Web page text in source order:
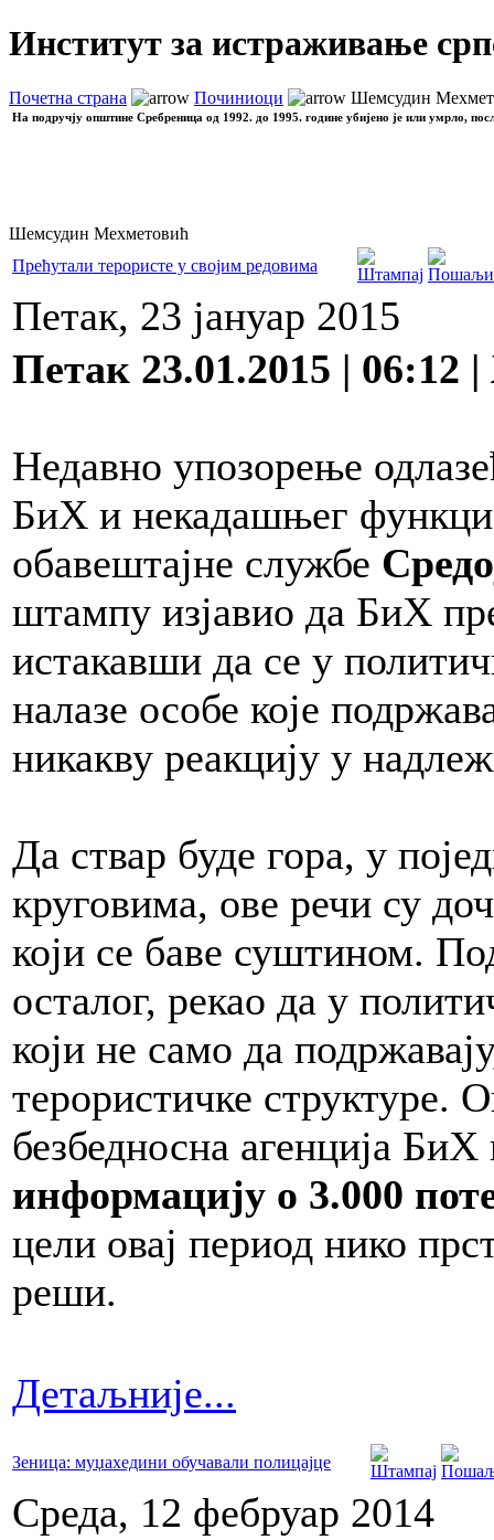
Институт за истраживање
Почетна страна Починиоци Шемсудин
На подручју општине Сребреница од 1992. до 1995. године убијено је или умрло,
Шемсудин Мехметовић
Прећутали терористе у својим редовима
Петак, 23 јануар 2015
Петак 23.01.2015 |
Недавно упозорење
БиХ и некадашњег
обавештајне службе
штампу изјавио да БиХ
истакавши да се у
налазе особе које
никакву реакцију у
Да ствар буде гора, у
круговима, ове речи су
који се баве суштином.
осталог, рекао да у
који не само да
терористичке структуре.
безбедносна агенција
информацију о 3.000
цели овај период нико
реши.
Детаљније...
Зеница: муџахедини обучавали полицајце
Среда, 12 фебруар 2014